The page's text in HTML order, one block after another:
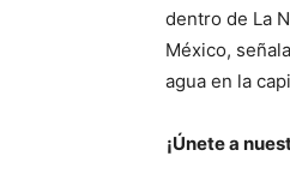
dentro de La
México,
agua en la
¡Únete a